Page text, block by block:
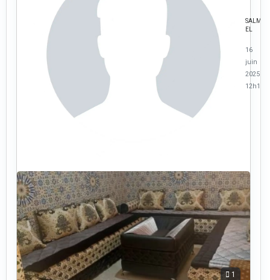
SALMA
EL
16
juin
2025 à
12h10
1